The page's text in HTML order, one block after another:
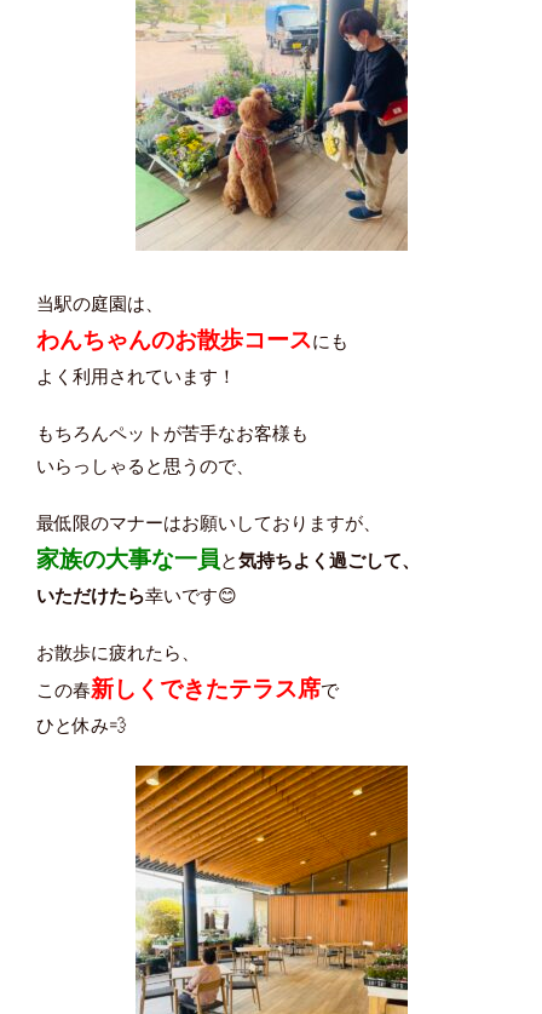
当駅の庭園は、
わんちゃんのお散歩コースにも
よく利用されています！
もちろんペットが苦手なお客様も
いらっしゃると思うので、
最低限のマナーはお願いしておりますが、
家族の大事な一員 と気持ちよく過ごして、
いただけたら幸いです😊
お散歩に疲れたら、
この春新しくできたテラス席で
ひと休み💨